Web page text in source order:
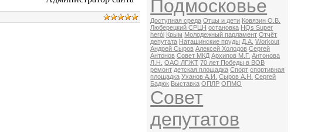
Подмосковье
Доступная среда Отцы и дети Ковязин О.В.
Люберецкий СРЦН остановка HQs Super
herói Крым Молодежный парламент Отчёт
депутата Наташинские пруды Д.А. Workout
Андрей Сыров Алексей Холодов Сергей
Антонов Совет МКД Архипов М.Г. Антонова
Л.Н.
ОАО ЛГЖТ 70 лет Победы в ВОВ
ремонт детская площадка Спорт спортивная
площадка Уханов А.И. Сыров А.Н.
Сергей
Бадюк Выставка ОПЛР ОПМО
Совет
депутатов